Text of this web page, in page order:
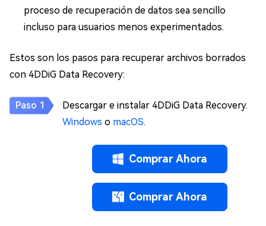
proceso de recuperación de datos sea sencillo
incluso para usuarios menos experimentados.
Estos son los pasos para recuperar archivos borrados
con 4DDiG Data Recovery:
Descargar e instalar 4DDiG Data Recovery.
Windows o macOS.
Comprar Ahora
Comprar Ahora